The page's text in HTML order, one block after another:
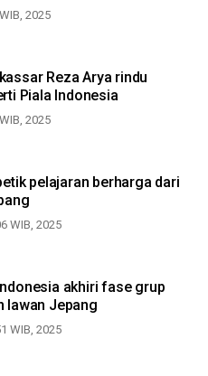
2025
Reza Arya rindu
Piala Indonesia
2025
pelajaran berharga dari
WIB, 2025
akhiri fase grup
lawan Jepang
WIB, 2025